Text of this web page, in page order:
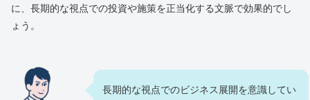
に、長期的な視点での投資や施策を正当化する文脈で効果的でし
ょう。
長期的な視点でのビジネス展開を意識してい